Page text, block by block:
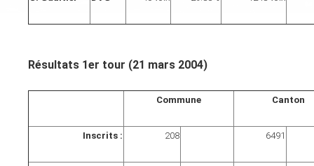
Résultats 1er tour (21 mars 2004)
Commune Canton
Inscrits : 208 6491